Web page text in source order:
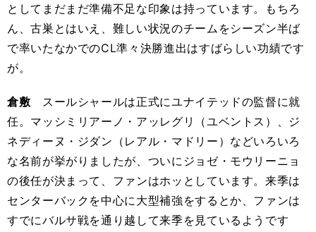
としてまだまだ準備不足な印象は持っています。もちろ
ん、古巣とはいえ、難しい状況のチームをシーズン半ば
で率いたなかでのCL準々決勝進出はすばらしい功績です
が。
倉敷 スールシャールは正式にユナイテッドの監督に就
任。マッシミリアーノ・アッレグリ（ユベントス）、ジ
ネディーヌ・ジダン（レアル・マドリー）などいろいろ
な名前が挙がりましたが、ついにジョゼ・モウリーニョ
の後任が決まって、ファンはホッとしています。来季は
センターバックを中心に大型補強をするとか、ファンは
すでにバルサ戦を通り越して来季を見ているようです